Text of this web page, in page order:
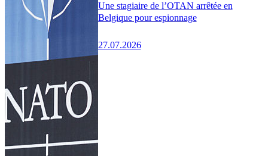
Une stagiaire de l’OTAN arrêtée en
Belgique pour espionnage
27.07.2026